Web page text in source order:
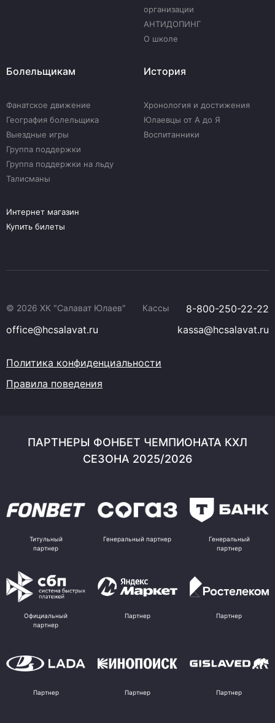
организации
АНТИДОПИНГ
О школе
Болельщикам
Фанатское движение
География болельщика
Выездные игры
Группа поддержки
Группа поддержки на льду
Талисманы
История
Хронология и достижения
Юлаевцы от А до Я
Воспитанники
Интернет магазин
Купить билеты
© 2026 ХК "Салават Юлаев" Кассы
8-800-250-22-22
office@hcsalavat.ru
kassa@hcsalavat.ru
Политика конфиденциальности
Правила поведения
ПАРТНЕРЫ ФОНБЕТ ЧЕМПИОНАТА КХЛ
СЕЗОНА 2025/2026
Титульный
партнер
Генеральный партнер
Генеральный
партнер
Официальный
партнер
Партнер Партнер
Партнер Партнер Партнер